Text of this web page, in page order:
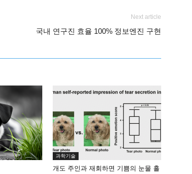
Next article
국내 연구진 효율 100% 정보엔진 구현
과학기술
개도 주인과 재회하면 기쁨의 눈물 흘